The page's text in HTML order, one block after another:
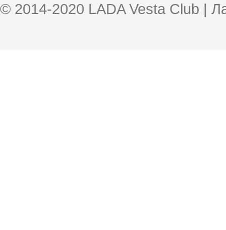
© 2014-2020 LADA Vesta Club |